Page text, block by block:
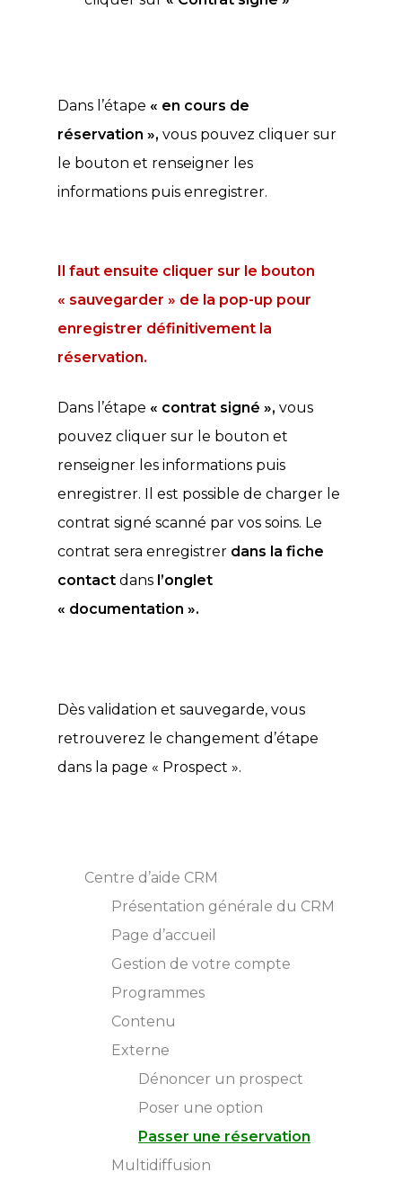
Dans l’étape « en cours de
réservation », vous pouvez cliquer sur
le bouton et renseigner les
informations puis enregistrer.
Il faut ensuite cliquer sur le bouton
« sauvegarder » de la pop-up pour
enregistrer définitivement la
réservation.
Dans l’étape « contrat signé », vous
pouvez cliquer sur le bouton et
renseigner les informations puis
enregistrer. Il est possible de charger le
contrat signé scanné par vos soins. Le
contrat sera enregistrer dans la fiche
contact dans l’onglet
« documentation ».
Dès validation et sauvegarde, vous
retrouverez le changement d’étape
dans la page « Prospect ».
Centre d’aide CRM
Présentation générale du CRM
Page d’accueil
Gestion de votre compte
Programmes
Contenu
Externe
Dénoncer un prospect
Poser une option
Passer une réservation
Multidiffusion